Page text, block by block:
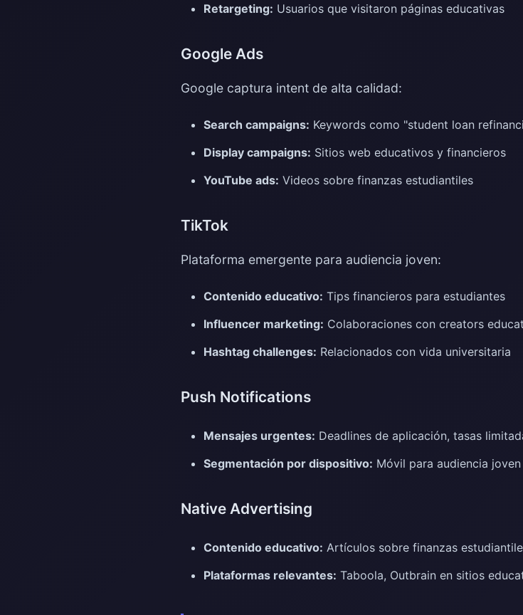
Retargeting: Usuarios que visitaron páginas educativas
Google Ads
Google captura intent de alta calidad:
Search campaigns: Keywords como "student loan
Display campaigns: Sitios web educativos y financieros
YouTube ads: Videos sobre finanzas estudiantiles
TikTok
Plataforma emergente para audiencia joven:
Contenido educativo: Tips financieros para estudiantes
Influencer marketing: Colaboraciones con creators
Hashtag challenges: Relacionados con vida universitaria
Push Notifications
Mensajes urgentes: Deadlines de aplicación, tasas
Segmentación por dispositivo: Móvil para audiencia joven
Native Advertising
Contenido educativo: Artículos sobre finanzas
Plataformas relevantes: Taboola, Outbrain en sitios